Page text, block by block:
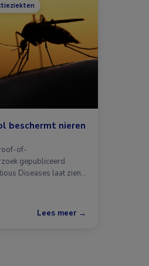
beschermt nieren
of-
gepubliceerd
Diseases laat zien
Lees meer →